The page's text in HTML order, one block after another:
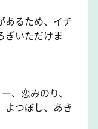
あるため、イチ
ぎいただけま
、恋みのり、
よつぼし、あき